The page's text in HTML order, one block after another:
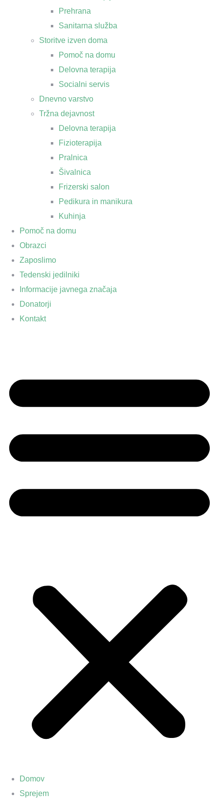
Prehrana
Sanitarna služba
Storitve izven doma
Pomoč na domu
Delovna terapija
Socialni servis
Dnevno varstvo
Tržna dejavnost
Delovna terapija
Fizioterapija
Pralnica
Šivalnica
Frizerski salon
Pedikura in manikura
Kuhinja
Pomoč na domu
Obrazci
Zaposlimo
Tedenski jedilniki
Informacije javnega značaja
Donatorji
Kontakt
Domov
Sprejem